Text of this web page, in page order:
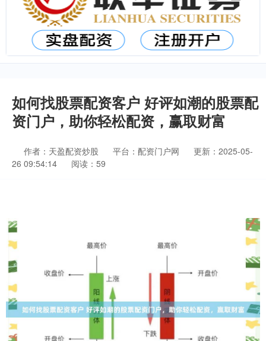
如何找股票配资客户 好评如潮的股票配
资门户，助你轻松配资，赢取财富
作者：天盈配资炒股 平台：配资门户网
更新：2025-05-
26 09:54:14
阅读：59